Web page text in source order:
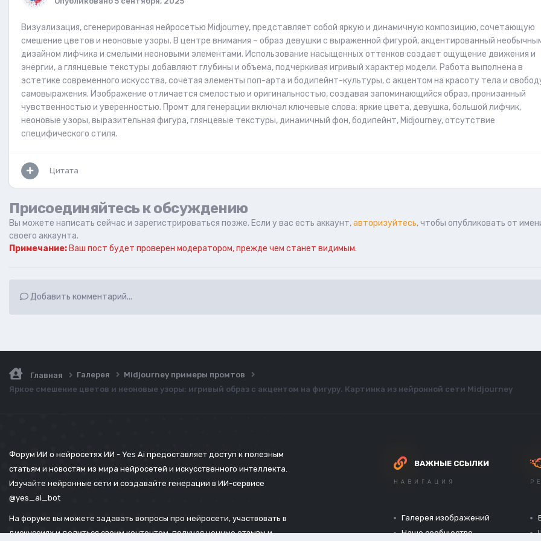
Визуализация, сгенерированная нейросетью Midjourney, представляет собой яркую и динамичную композицию, сочетающую
смешение цветов и неоновые узоры. В центре внимания – образ девушки с выраженной фигурой, акцентированный
дизайном лифчика и смелыми неоновыми элементами. Использование насыщенных оттенков создает ощущение движения и
энергии, а глянцевые текстуры добавляют глубины и объема, подчеркивая игривый характер модели. Работа выполнена в
эстетике современного искусства, сочетая элементы поп-арта и бодипейнт-культуры, с акцентом на красоту тела и
самовыражения. Изображение отличается смелостью и оригинальностью, создавая запоминающийся образ, пронизанный
чувственностью и уверенностью. Промт для генерации включал ключевые слова: яркие цвета, девушка, большой лифчик,
неоновые узоры, выразительная фигура, глянцевые текстуры, динамичный фон, бодипейнт, Midjourney, отсутствие
специфического стиля.
Цитата
Присоединяйтесь к обсуждению
Вы можете написать сейчас и зарегистрироваться позже. Если у вас есть аккаунт,авторизуйтесь, чтобы опубликовать от
своего аккаунта.
Примечание: Ваш пост будет проверен модератором, прежде чем станет видимым.
Добавить комментарий...
Главная Галерея
Midjourney примеры промтов
Яркое смешение цветов и неоновые узоры: игривый образ с акцентом на фигуру. Картинка из нейронной сети Midjourney
Форум ИИ о нейросетях ИИ - Yes Ai предоставляет доступ к полезным
статьям и новостям из мира нейросетей и искусственного интеллекта.
Изучайте нейронные сети и создавайте генерации в ИИ-сервисе
@yes_ai_bot
На форуме вы можете задавать вопросы про нейросети, участвовать в
дискуссиях и делиться своим контентом, получая ценные отзывы и
ВАЖНЫЕ ССЫЛКИ
НАВИГАЦИЯ
Галерея изображений
Наше сообщество